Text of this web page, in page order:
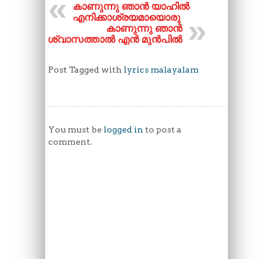
കാണുന്നു ഞാൻ യാഹിൽ
എനിക്കാശ്രയമായൊരു
കാണുന്നു ഞാൻ
വിശ്വാസത്താൽ എൻ മുൻപിൽ
Post Tagged with lyrics malayalam
You must be logged in to post a
comment.